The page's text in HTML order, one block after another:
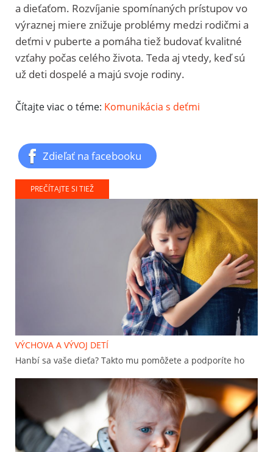
a dieťaťom. Rozvíjanie spomínaných prístupov vo
výraznej miere znižuje problémy medzi rodičmi a
deťmi v puberte a pomáha tiež budovať kvalitné
vzťahy počas celého života. Teda aj vtedy, keď sú
už deti dospelé a majú svoje rodiny.
Čítajte viac o téme: Komunikácia s deťmi
Zdieľať na facebooku
PREČÍTAJTE SI TIEŽ
VÝCHOVA A VÝVOJ DETÍ
Hanbí sa vaše dieťa? Takto mu pomôžete a podporíte ho